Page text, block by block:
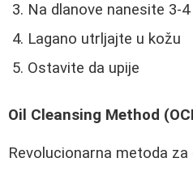
Na dlanove nanesite 3-4
Lagano utrljajte u kožu
Ostavite da upije
Oil Cleansing Method
Revolucionarna metoda